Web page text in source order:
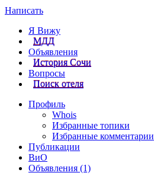
Написать
Я Вижу
МДД
Объявления
История Сочи
Вопросы
Поиск отеля
Профиль
Whois
Избранные топики
Избранные комментарии
Публикации
ВиО
Объявления (1)